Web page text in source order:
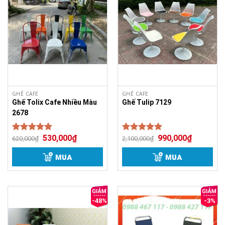
GHẾ CAFE
Ghế Tolix Cafe Nhiều Màu
2678
Được xếp
hạng5.00
620,000₫ 530,000₫
MUA
GHẾ CAFE
Ghế Tulip 7129
Được xếp
hạng5.00
2,100,000₫ 990,000₫
MUA
-48% -3%